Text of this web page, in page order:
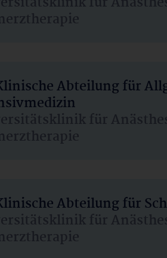
Abteilung für
für
Abteilung für
für